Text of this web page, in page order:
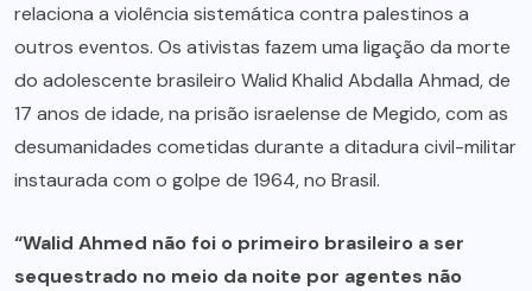
relaciona a violência sistemática contra palestinos a
outros eventos. Os ativistas fazem uma ligação da morte
do adolescente brasileiro Walid Khalid Abdalla Ahmad, de
17 anos de idade, na prisão israelense de Megido, com as
desumanidades cometidas durante a ditadura civil-militar
instaurada com o golpe de 1964, no Brasil.
“Walid Ahmed não foi o primeiro brasileiro a ser
sequestrado no meio da noite por agentes não